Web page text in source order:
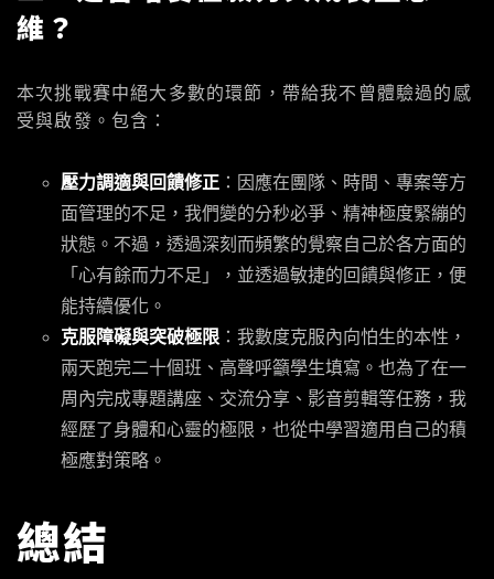
維？
本次挑戰賽中絕大多數的環節，帶給我不曾體驗過的感
受與啟發。包含：
壓力調適與回饋修正 ：因應在團隊、時間、專案等方
面管理的不足，我們變的分秒必爭、精神極度緊繃的
狀態。不過，透過深刻而頻繁的覺察自己於各方面的
「心有餘而力不足」，並透過敏捷的回饋與修正，便
能持續優化。
克服障礙與突破極限 ：我數度克服內向怕生的本性，
兩天跑完二十個班、高聲呼籲學生填寫。也為了在一
周內完成專題講座、交流分享、影音剪輯等任務，我
經歷了身體和心靈的極限，也從中學習適用自己的積
極應對策略。
總結